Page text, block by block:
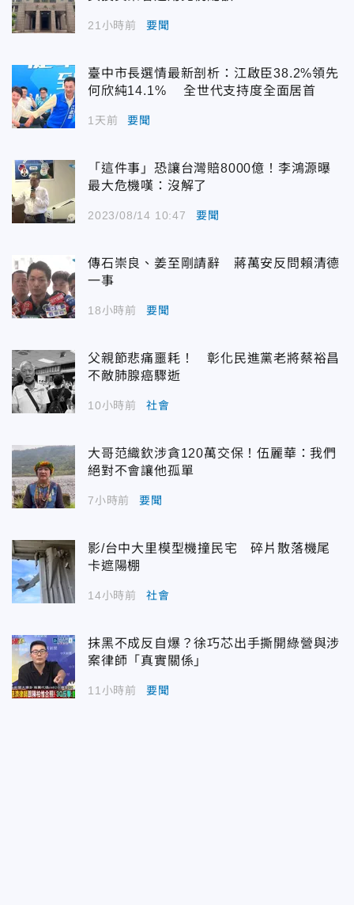
21小時前 要聞
臺中市長選情最新剖析：江啟臣38.2%領先
何欣純14.1% 全世代支持度全面居首
1天前 要聞
「這件事」恐讓台灣賠8000億！李鴻源曝
最大危機嘆：沒解了
2023/08/14 10:47 要聞
傳石崇良、姜至剛請辭 蔣萬安反問賴清德
一事
18小時前 要聞
父親節悲痛噩耗！ 彰化民進黨老將蔡裕昌
不敵肺腺癌驟逝
10小時前 社會
大哥范織欽涉貪120萬交保！伍麗華：我們
絕對不會讓他孤單
7小時前 要聞
影/台中大里模型機撞民宅 碎片散落機尾
卡遮陽棚
14小時前 社會
抹黑不成反自爆？徐巧芯出手撕開綠營與涉
案律師「真實關係」
11小時前 要聞